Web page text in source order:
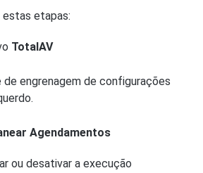
estas etapas:
TotalAV
de engrenagem de configurações
Agendamentos
ou desativar a execução